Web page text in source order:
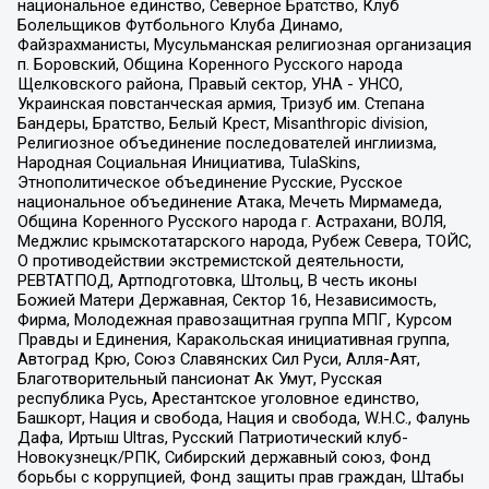
национальное единство, Северное Братство, Клуб
Болельщиков Футбольного Клуба Динамо,
Файзрахманисты, Мусульманская религиозная организация
п. Боровский, Община Коренного Русского народа
Щелковского района, Правый сектор, УНА - УНСО,
Украинская повстанческая армия, Тризуб им. Степана
Бандеры, Братство, Белый Крест, Misanthropic division,
Религиозное объединение последователей инглиизма,
Народная Социальная Инициатива, TulaSkins,
Этнополитическое объединение Русские, Русское
национальное объединение Атака, Мечеть Мирмамеда,
Община Коренного Русского народа г. Астрахани, ВОЛЯ,
Меджлис крымскотатарского народа, Рубеж Севера, ТОЙС,
О противодействии экстремистской деятельности,
РЕВТАТПОД, Артподготовка, Штольц, В честь иконы
Божией Матери Державная, Сектор 16, Независимость,
Фирма, Молодежная правозащитная группа МПГ, Курсом
Правды и Единения, Каракольская инициативная группа,
Автоград Крю, Союз Славянских Сил Руси, Алля-Аят,
Благотворительный пансионат Ак Умут, Русская
республика Русь, Арестантское уголовное единство,
Башкорт, Нация и свобода, Нация и свобода, W.H.С., Фалунь
Дафа, Иртыш Ultras, Русский Патриотический клуб-
Новокузнецк/РПК, Сибирский державный союз, Фонд
борьбы с коррупцией, Фонд защиты прав граждан, Штабы